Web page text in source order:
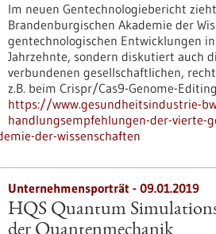
Im neuen Gentechnologiebericht
Brandenburgischen Akademie der
gentechnologischen Entwicklungen
Jahrzehnte, sondern diskutiert auch
verbundenen gesellschaftlichen,
z.B. beim Crispr/Cas9-Genome-
https://www.gesundheitsindustrie-
handlungsempfehlungen-der-vierte-
der-wissenschaften
Unternehmensporträt - 09.01.2019
HQS Quantum